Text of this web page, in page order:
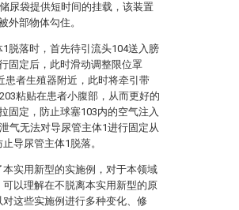
尿袋提供短时间的挂载，该装置
外部物体勾住。
脱落时，首先待引流头104送入膀
固定后，此时滑动调整限位罩
患者生殖器附近，此时将牵引带
粘贴在患者小腹部，从而更好的
固定，防止球塞103内的空气注入
气无法对导尿管主体1进行固定从
导尿管主体1脱落。
实用新型的实施例，对于本领域
以理解在不脱离本实用新型的原
这些实施例进行多种变化、修